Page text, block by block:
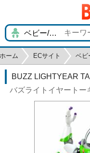
ホーム ECサイト ベビ
BUZZ LIGHTYEAR
バズライトイヤートー